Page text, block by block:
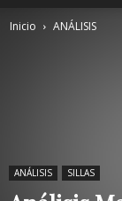
Inicio ANÁLISIS
ANÁLISIS SILLAS